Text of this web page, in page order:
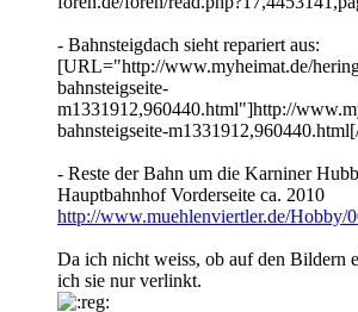
- Bahnsteigdach sieht repariert aus:
[URL="http://www.myheimat.de/
bahnsteigseite-
m1331912,960440.html"]http://
bahnsteigseite-
- Reste der Bahn um die Karniner
Hauptbahnhof Vorderseite ca. 2010
http://www.muehlenviertler.de/Hobby/
Da ich nicht weiss, ob auf den Bildern
ich sie nur verlinkt.